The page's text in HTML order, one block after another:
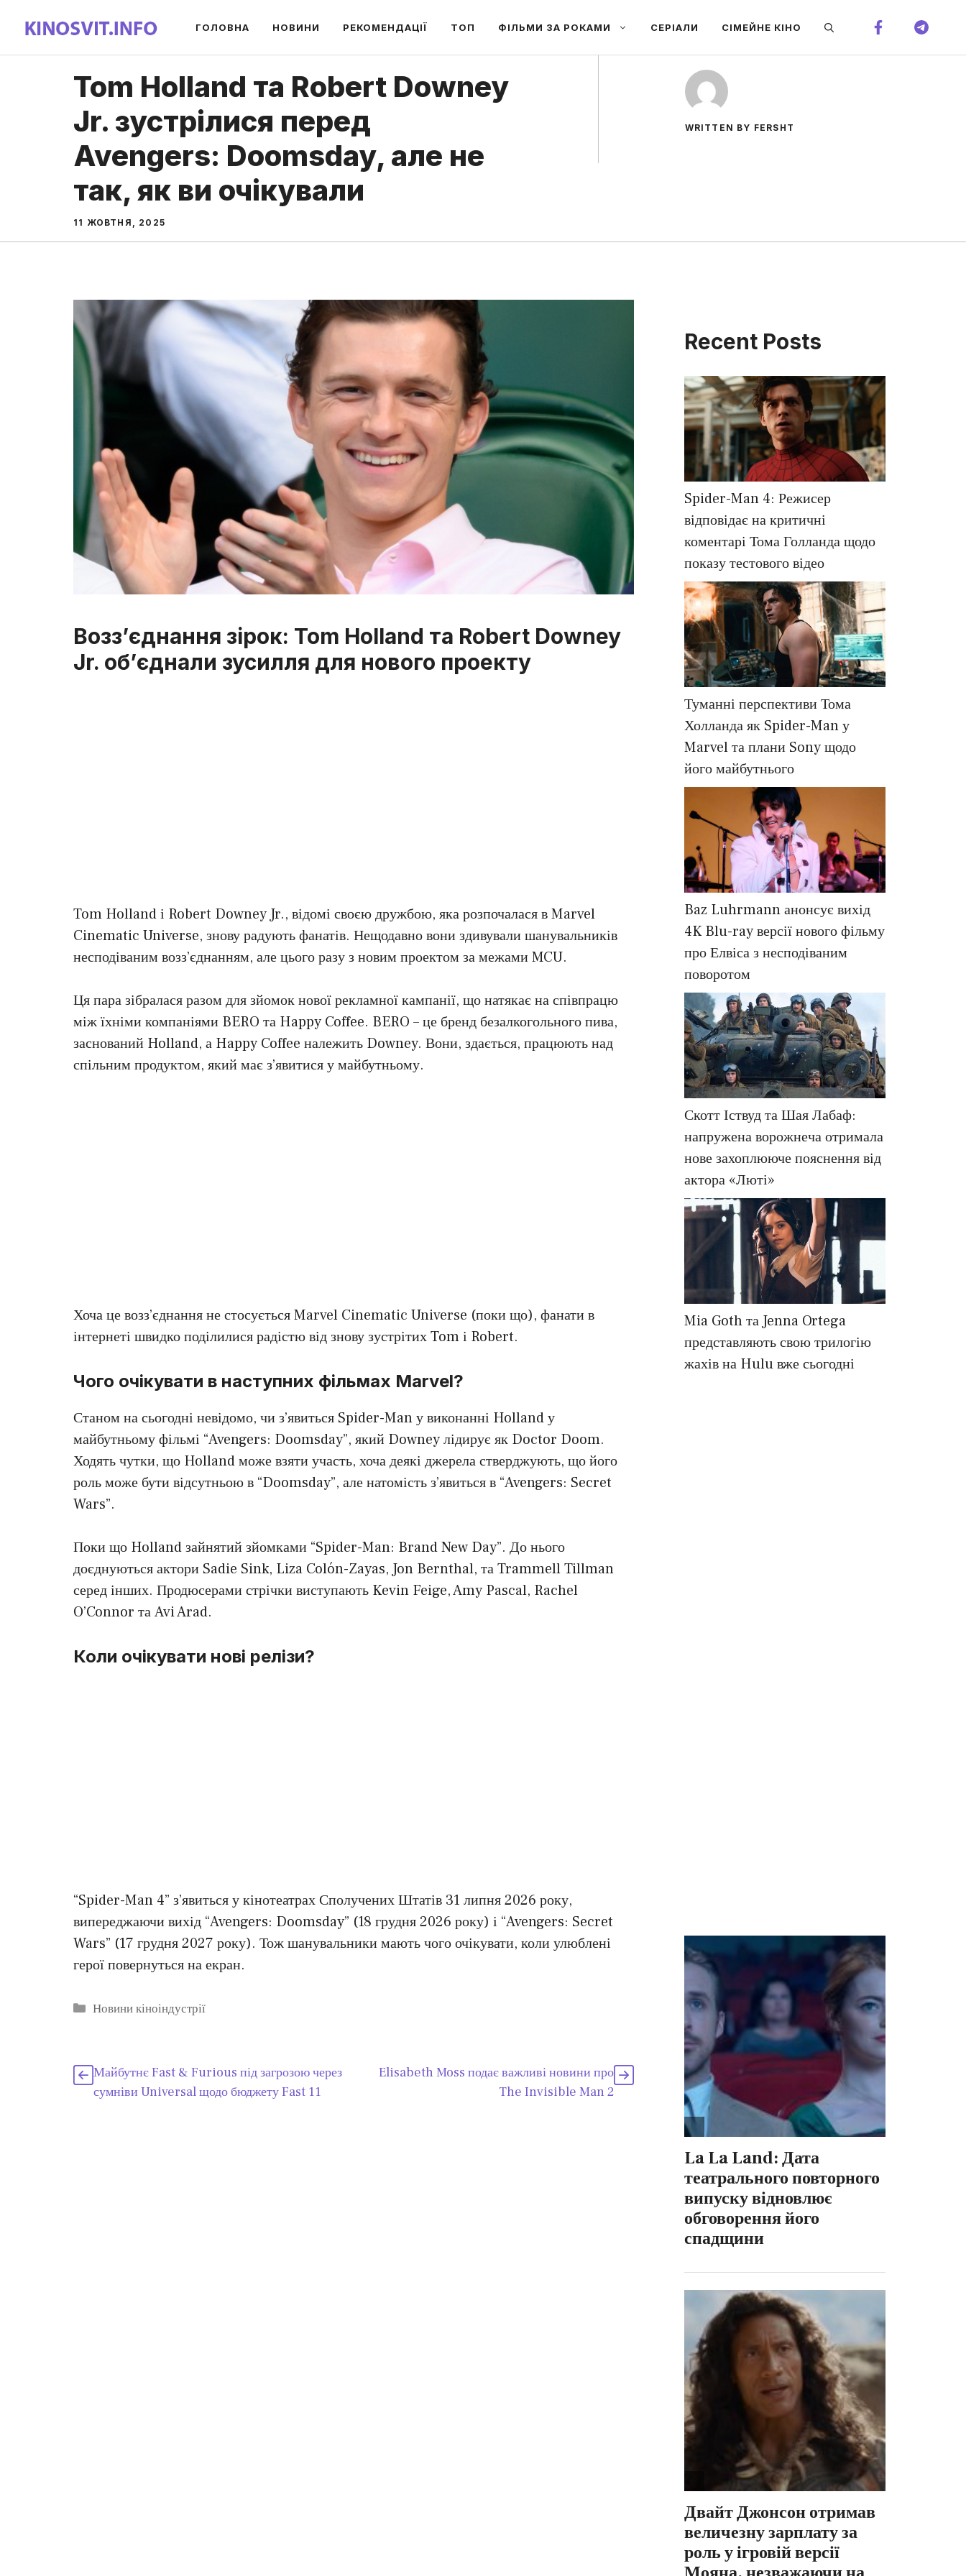
вмісту
ГОЛОВНА НОВИНИ РЕКОМЕНДАЦІЇ ТОП ФІЛЬМИ ЗА РОКАМИ СЕРІАЛИ СІМЕЙНЕ КІНО
Tom Holland та Robert Downey
Jr. зустрілися перед
Avengers: Doomsday, але не
так, як ви очікували
11 ЖОВТНЯ, 2025
WRITTEN BY FERSHT
Возз’єднання зірок: Tom Holland та Robert Downey
Jr. об’єднали зусилля для нового проекту
Tom Holland і Robert Downey Jr., відомі своєю дружбою, яка розпочалася в Marvel
Cinematic Universe, знову радують фанатів. Нещодавно вони здивували шанувальників
несподіваним возз’єднанням, але цього разу з новим проектом за межами MCU.
Ця пара зібралася разом для зйомок нової рекламної кампанії, що натякає на співпрацю
між їхніми компаніями BERO та Happy Coffee. BERO – це бренд безалкогольного пива,
заснований Holland, а Happy Coffee належить Downey. Вони, здається, працюють над
спільним продуктом, який має з’явитися у майбутньому.
Хоча це возз’єднання не стосується Marvel Cinematic Universe (поки що), фанати в
інтернеті швидко поділилися радістю від знову зустрітих Tom і Robert.
Чого очікувати в наступних фільмах Marvel?
Станом на сьогодні невідомо, чи з’явиться Spider-Man у виконанні Holland у
майбутньому фільмі “Avengers: Doomsday”, який Downey лідирує як Doctor Doom.
Ходять чутки, що Holland може взяти участь, хоча деякі джерела стверджують, що його
роль може бути відсутньою в “Doomsday”, але натомість з’явиться в “Avengers: Secret
Wars”.
Поки що Holland зайнятий зйомками “Spider-Man: Brand New Day”. До нього
доєднуються актори Sadie Sink, Liza Colón-Zayas, Jon Bernthal, та Trammell Tillman
серед інших. Продюсерами стрічки виступають Kevin Feige, Amy Pascal, Rachel
O’Connor та Avi Arad.
Коли очікувати нові релізи?
“Spider-Man 4” з’явиться у кінотеатрах Сполучених Штатів 31 липня 2026 року,
випереджаючи вихід “Avengers: Doomsday” (18 грудня 2026 року) і “Avengers: Secret
Wars” (17 грудня 2027 року). Тож шанувальники мають чого очікувати, коли улюблені
герої повернуться на екран.
Категорії
Новини кіноіндустрії
Майбутнє Fast & Furious під загрозою через
сумніви Universal щодо бюджету Fast 11
Elisabeth Moss подає важливі новини про
The Invisible Man 2
Recent Posts
Spider-Man 4: Режисер
відповідає на критичні
коментарі Тома Голланда щодо
показу тестового відео
Туманні перспективи Тома
Холланда як Spider-Man у
Marvel та плани Sony щодо
його майбутнього
Baz Luhrmann анонсує вихід
4K Blu-ray версії нового фільму
про Елвіса з несподіваним
поворотом
Скотт Іствуд та Шая Лабаф:
напружена ворожнеча отримала
нове захоплююче пояснення від
актора «Люті»
Mia Goth та Jenna Ortega
представляють свою трилогію
жахів на Hulu вже сьогодні